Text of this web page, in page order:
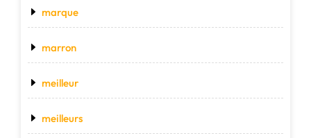
marque
marron
meilleur
meilleurs